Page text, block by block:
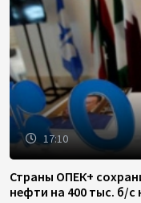
17:10
Страны ОПЕК+
нефти на 400 тыс. б/с